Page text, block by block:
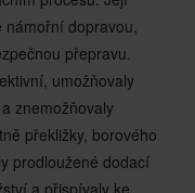
dopravou,
přepravu.
umožňovaly
znemožňovaly
překližky, borového
prodloužené dodací
a přispívaly ke